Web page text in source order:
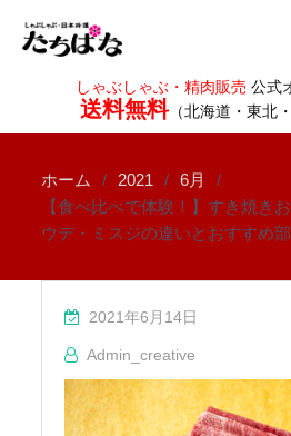
しゃぶしゃぶ・精肉販売 公式
送料無料（北海道・東北
ホーム 2021
6月
【食べ比べで体験！】すき焼き
ウデ・ミスジの違いとおすすめ
2021年6月14日
Admin_creative